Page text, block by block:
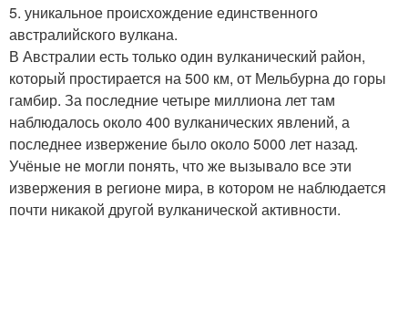
5. уникальное происхождение единственного
австралийского вулкана.
В Австралии есть только один вулканический район,
который простирается на 500 км, от Мельбурна до горы
гамбир. За последние четыре миллиона лет там
наблюдалось около 400 вулканических явлений, а
последнее извержение было около 5000 лет назад.
Учёные не могли понять, что же вызывало все эти
извержения в регионе мира, в котором не наблюдается
почти никакой другой вулканической активности.